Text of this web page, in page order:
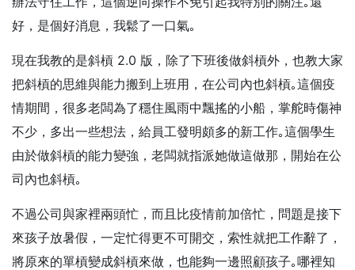
好，是個好消息，我鬆了一口氣｡
現在我教的是斜槓 2.0 版，除了下班後做斜槓外，也教大家
把斜槓的思維與能力搬到上班用，在公司內也斜槓｡這個疫
情期間，很多老闆為了穩住風雨中飄搖的小船，掌舵時傷神
不少，多出一些想法，給員工發明頗多的新工作｡這個學生
由於做斜槓的能力變強，老闆就指派她做這做那，開始在公
司內也斜槓｡
不過公司與家裡兩頭忙，而且比疫情前加倍忙，問題是接下
來孩子放暑假，一定忙得更不可開交，索性就把工作辭了，
將原來的單槓變成斜槓來做，也能夠一邊照顧孩子｡哪裡知